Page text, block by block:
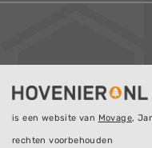
is een website van Movage,
rechten voorbehouden